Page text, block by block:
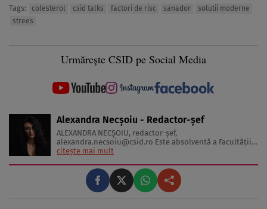
Tags: colesterol csid talks factori de risc sanador
solutii moderne
strees
Urmărește CSID pe Social Media
Alexandra Necșoiu - Redactor-șef
ALEXANDRA NECŞOIU, redactor-șef,
alexandra.necsoiu@csid.ro Este absolventă a Facultăţii
de Jurnalism şi Ştiinţele Comunicării şi deţine o diplomă
Iubeşte să scrie şi nu se vede făcând altceva, acesta fiind
visul ei încă de pe ...
citește mai mult